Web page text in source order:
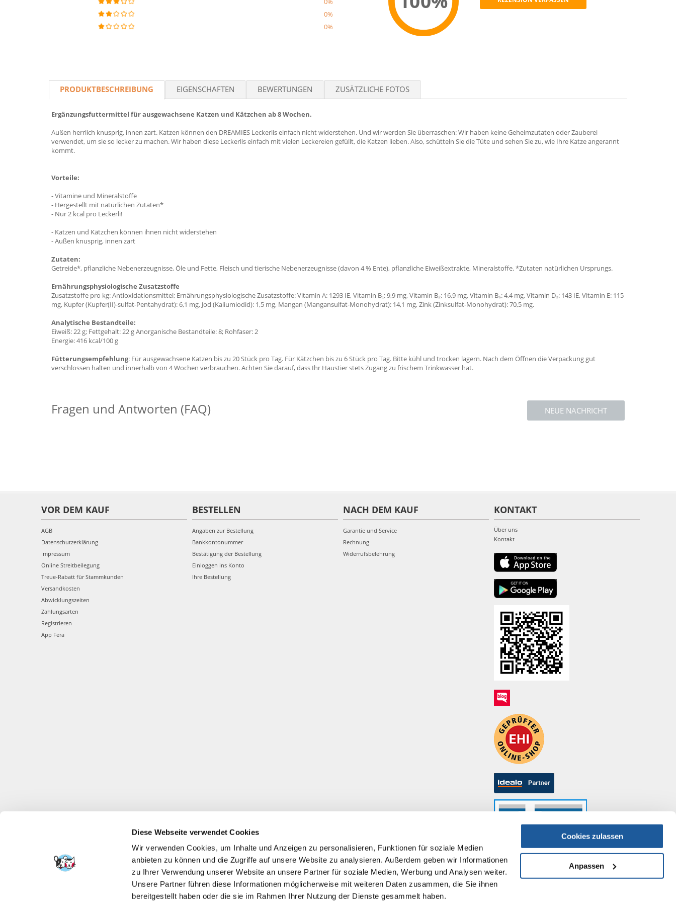
Diese Webseite verwendet Cookies
Wir verwenden Cookies, um Inhalte und Anzeigen zu personalisieren, Funktionen für soziale Medien
anbieten zu können und die Zugriffe auf unsere Website zu analysieren. Außerdem geben wir Informationen
zu Ihrer Verwendung unserer Website an unsere Partner für soziale Medien, Werbung und Analysen weiter.
Unsere Partner führen diese Informationen möglicherweise mit weiteren Daten zusammen, die Sie ihnen
bereitgestellt haben oder die sie im Rahmen Ihrer Nutzung der Dienste gesammelt haben.
Cookies zulassen
Anpassen
0%
0%
Recommend
PRODUKTBESCHREIBUNG EIGENSCHAFTEN BEWERTUNGEN ZUSÄTZLICHE FOTOS
Ergänzungsfuttermittel für ausgewachsene Katzen und Kätzchen ab 8 Wochen.
Außen herrlich knusprig, innen zart. Katzen können den DREAMIES Leckerlis einfach nicht widerstehen. Und wir werden Sie überraschen: Wir haben keine Geheimzutaten oder Zauberei
verwendet, um sie so lecker zu machen. Wir haben diese Leckerlis einfach mit vielen Leckereien gefüllt, die Katzen lieben. Also, schütteln Sie die Tüte und sehen Sie zu, wie Ihre Katze angerannt
kommt.
Vorteile:
- Vitamine und Mineralstoffe
- Hergestellt mit natürlichen Zutaten*
- Nur 2 kcal pro Leckerli!
- Katzen und Kätzchen können ihnen nicht widerstehen
- Außen knusprig, innen zart
Zutaten:
Getreide*, pflanzliche Nebenerzeugnisse, Öle und Fette, Fleisch und tierische Nebenerzeugnisse (davon 4 % Ente), pflanzliche Eiweißextrakte, Mineralstoffe. *Zutaten natürlichen Ursprungs.
Ernährungsphysiologische Zusatzstoffe
Zusatzstoffe pro kg: Antioxidationsmittel; Ernährungsphysiologische Zusatzstoffe: Vitamin A: 1293 IE, Vitamin B₁: 9,9 mg, Vitamin B₂: 16,9 mg, Vitamin B₆: 4,4 mg, Vitamin D₃: 143 IE, Vitamin E: 115
mg, Kupfer (Kupfer(II)-sulfat-Pentahydrat): 6,1 mg, Jod (Kaliumiodid): 1,5 mg, Mangan (Mangansulfat-Monohydrat): 14,1 mg, Zink (Zinksulfat-Monohydrat): 70,5 mg.
Analytische Bestandteile:
Eiweiß: 22 g; Fettgehalt: 22 g Anorganische Bestandteile: 8; Rohfaser: 2
Energie: 416 kcal/100 g
Fütterungsempfehlung: Für ausgewachsene Katzen bis zu 20 Stück pro Tag. Für Kätzchen bis zu 6 Stück pro Tag. Bitte kühl und trocken lagern. Nach dem Öffnen die Verpackung gut
verschlossen halten und innerhalb von 4 Wochen verbrauchen. Achten Sie darauf, dass Ihr Haustier stets Zugang zu frischem Trinkwasser hat.
NEUE NACHRICHT
Fragen und Antworten (FAQ)
VOR DEM KAUF
AGB
Datenschutzerklärung
Impressum
Online Streitbeilegung
Treue-Rabatt für Stammkunden
Versandkosten
Abwicklungszeiten
Zahlungsarten
Registrieren
App Fera
BESTELLEN
Angaben zur Bestellung
Bankkontonummer
Bestätigung der Bestellung
Einloggen ins Konto
Ihre Bestellung
NACH DEM KAUF
Garantie und Service
Rechnung
Widerrufsbelehrung
KONTAKT
Über uns
Kontakt
*Alle Preise inkl. ges. MwSt./ zzgl. Versand